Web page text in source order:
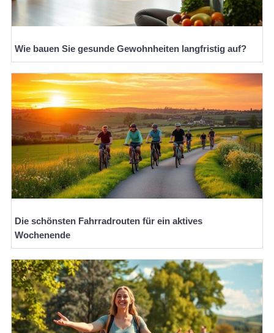
Wie bauen Sie gesunde Gewohnheiten langfristig auf?
Die schönsten Fahrradrouten für ein aktives
Wochenende